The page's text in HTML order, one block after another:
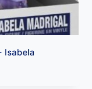
Isabela